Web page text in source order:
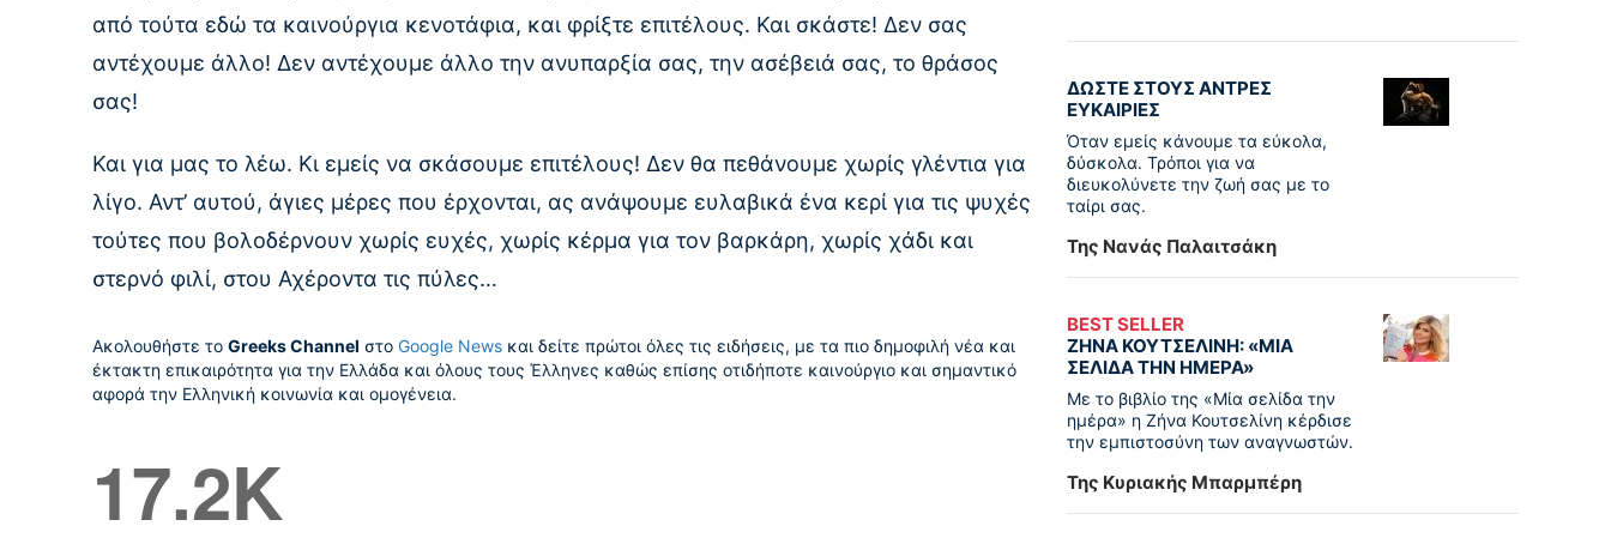
από τούτα εδώ τα καινούργια κενοτάφια, και φρίξτε επιτέλους. Και σκάστε! Δεν σας
αντέχουμε άλλο! Δεν αντέχουμε άλλο την ανυπαρξία σας, την ασέβειά σας, το θράσος
σας!
Και για μας το λέω. Κι εμείς να σκάσουμε επιτέλους! Δεν θα πεθάνουμε χωρίς γλέντια για
λίγο. Αντ’ αυτού, άγιες μέρες που έρχονται, ας ανάψουμε ευλαβικά ένα κερί για τις ψυχές
τούτες που βολοδέρνουν χωρίς ευχές, χωρίς κέρμα για τον βαρκάρη, χωρίς χάδι και
στερνό φιλί, στου Αχέροντα τις πύλες…
Ακολουθήστε το Greeks Channel στο Google News και δείτε πρώτοι όλες τις ειδήσεις, με τα πιο δημοφιλή νέα και
έκτακτη επικαιρότητα για την Ελλάδα και όλους τους Έλληνες καθώς επίσης οτιδήποτε καινούργιο και σημαντικό
αφορά την Ελληνική κοινωνία και ομογένεια.
17.2K
ΔΩΣΤΕ ΣΤΟΥΣ ΑΝΤΡΕΣ
ΕΥΚΑΙΡΙΕΣ
Όταν εμείς κάνουμε τα εύκολα,
δύσκολα. Τρόποι για να
διευκολύνετε την ζωή σας με το
ταίρι σας.
Της Νανάς Παλαιτσάκη
BEST SELLER
ΖΗΝΑ ΚΟΥΤΣΕΛΙΝΗ: «ΜΙΑ
ΣΕΛΙΔΑ ΤΗΝ ΗΜΕΡΑ»
Με το βιβλίο της «Μία σελίδα την
ημέρα» η Ζήνα Κουτσελίνη κέρδισε
την εμπιστοσύνη των αναγνωστών.
Της Κυριακής Μπαρμπέρη